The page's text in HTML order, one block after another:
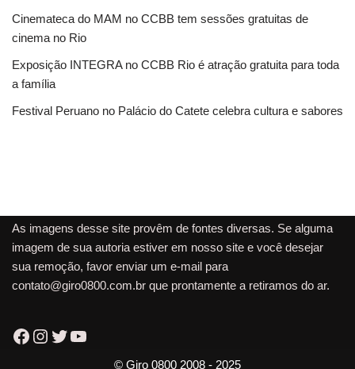
Cinemateca do MAM no CCBB tem sessões gratuitas de
cinema no Rio
Exposição INTEGRA no CCBB Rio é atração gratuita para toda
a família
Festival Peruano no Palácio do Catete celebra cultura e sabores
As imagens desse site provêm de fontes diversas. Se alguma
imagem de sua autoria estiver em nosso site e você desejar
sua remoção, favor enviar um e-mail para
contato@giro0800.com.br que prontamente a retiramos do ar.
© Giro 0800 2008 - 2025